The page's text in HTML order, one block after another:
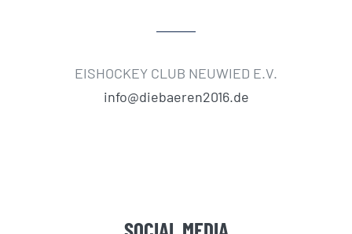
EISHOCKEY CLUB NEUWIED E.V.
info@diebaeren2016.de